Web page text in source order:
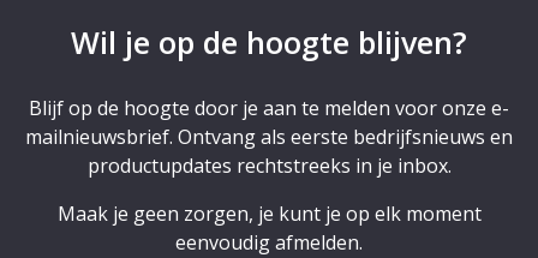
Wil je op de hoogte blijven?
Blijf op de hoogte door je aan te melden voor onze e-
mailnieuwsbrief. Ontvang als eerste bedrijfsnieuws en
productupdates rechtstreeks in je inbox.
Maak je geen zorgen, je kunt je op elk moment
eenvoudig afmelden.